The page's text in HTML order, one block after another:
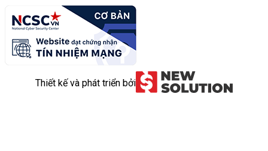
Thiết kế và phát triển bởi